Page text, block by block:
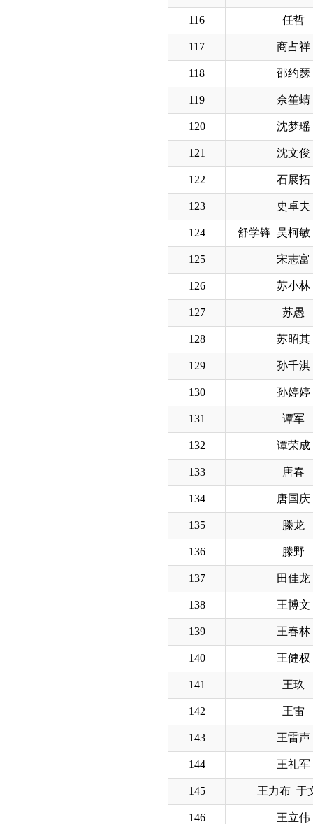
116 任哲
117 商占祥
118 邵约瑟
119 佘笙蜻
120 沈梦瑶
121 沈文俊
122 石展拓
123 史卓夫
124 舒学锋 吴柯
125 宋志富
126 苏小林
127 苏愚
128 苏昭其
129 孙千淇
130 孙婷婷
131 谭军
132 谭荣成
133 唐春
134 唐国庆
135 滕龙
136 滕野
137 田佳龙
138 王博文
139 王春林
140 王健权
141 王玖
142 王雷
143 王雷声
144 王礼军
145 王力布 于
146 王立伟